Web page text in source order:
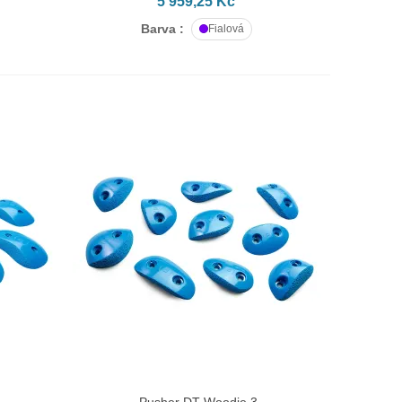
Barva : Fialová